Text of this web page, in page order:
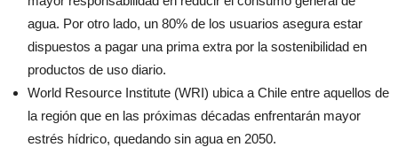
agua. Por otro lado, un 80% de los usuarios asegura estar
dispuestos a pagar una prima extra por la sostenibilidad en
productos de uso diario.
World Resource Institute (WRI) ubica a Chile entre aquellos de
la región que en las próximas décadas enfrentarán mayor
estrés hídrico, quedando sin agua en 2050.